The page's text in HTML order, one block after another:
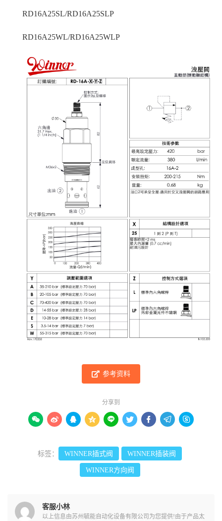
RD16A25SL/RD16A25SLP
RD16A25WL/RD16A25WLP
参考资料
分享到
        
标签： WINNER插式阀 WINNER插装阀
WINNER方向阀
客服小林
以上信息由苏州毓能自动化设备有限公司为您提供!由于产品太